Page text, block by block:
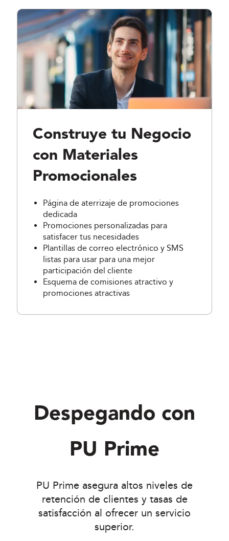
Construye tu Negocio
con Materiales
Promocionales
Página de aterrizaje de promociones
dedicada
Promociones personalizadas para
satisfacer tus necesidades
Plantillas de correo electrónico y SMS
listas para usar para una mejor
participación del cliente
Esquema de comisiones atractivo y
promociones atractivas
Despegando con
PU Prime
PU Prime asegura altos niveles de
retención de clientes y tasas de
satisfacción al ofrecer un servicio
superior.